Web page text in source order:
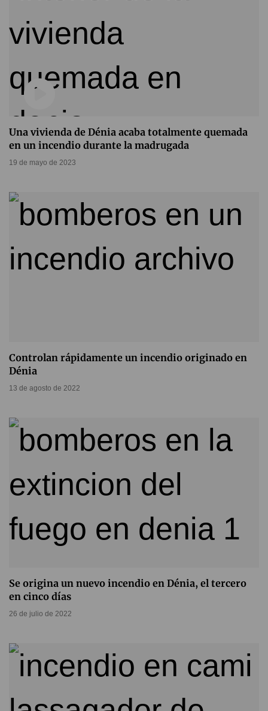
Una vivienda de Dénia acaba totalmente quemada
en un incendio durante la madrugada
19 de mayo de 2023
Controlan rápidamente un incendio originado en
Dénia
13 de agosto de 2022
Se origina un nuevo incendio en Dénia, el tercero
en cinco días
26 de julio de 2022